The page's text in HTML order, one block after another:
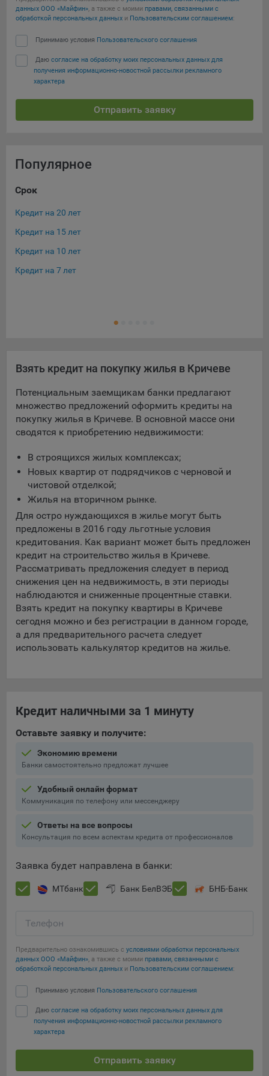
Яндекса рекламная сеть (Yandex Mobile Ads, ADFOX) -
сервис показа контекстной рекламы. Адрес: Yandex
Europe AG, Werftestrasse 4, CH-6005 Luzern, Switzerland.
Google Ads - сервис показа контекстной рекламы,
предоставляемый компанией Google Ireland Ltd, Gordon
House Barrow Street Dublin 4, D04E5W5 Ireland.
Сохранить мои изменения
данных ООО «Майфин», а также с моими правами, связанными с
обработкой персональных данных и Пользовательским соглашением:
Принимаю условия Пользовательского соглашения
Даю согласие на обработку моих персональных данных для
получения информационно-новостной рассылки рекламного
характера
Отправить заявку
Популярное
Срок
Кредит на 20 лет
Кредит на 15 лет
Кредит на 10 лет
Кредит на 7 лет
Взять кредит на покупку жилья в Кричеве
Потенциальным заемщикам банки предлагают
множество предложений оформить кредиты на
покупку жилья в Кричеве. В основной массе они
сводятся к приобретению недвижимости:
В строящихся жилых комплексах;
Новых квартир от подрядчиков с черновой и
чистовой отделкой;
Жилья на вторичном рынке.
Для остро нуждающихся в жилье могут быть
предложены в 2016 году льготные условия
кредитования. Как вариант может быть предложен
кредит на строительство жилья в Кричеве.
Рассматривать предложения следует в период
снижения цен на недвижимость, в эти периоды
наблюдаются и сниженные процентные ставки.
Взять кредит на покупку квартиры в Кричеве
сегодня можно и без регистрации в данном городе,
а для предварительного расчета следует
использовать калькулятор кредитов на жилье.
Кредит наличными за 1 минуту
Оставьте заявку и получите:
Экономию времени
Банки самостоятельно предложат лучшее
Удобный онлайн формат
Коммуникация по телефону или мессенджеру
Ответы на все вопросы
Консультация по всем аспектам кредита от профессионалов
Заявка будет направлена в банки:
МТбанк Банк БелВЭБ БНБ-Банк
Телефон
Предварительно ознакомившись с условиями обработки персональных
данных ООО «Майфин», а также с моими правами, связанными с
обработкой персональных данных и Пользовательским соглашением:
Принимаю условия Пользовательского соглашения
Даю согласие на обработку моих персональных данных для
получения информационно-новостной рассылки рекламного
характера
Отправить заявку